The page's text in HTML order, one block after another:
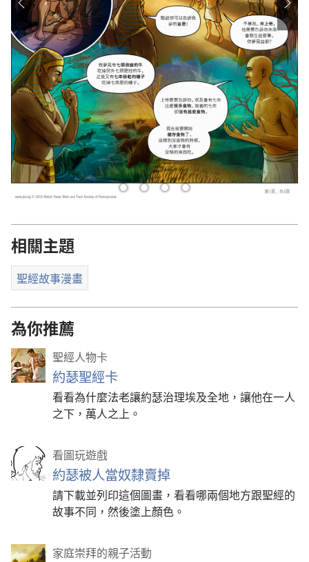
相關主題
聖經故事漫畫
為你推薦
聖經人物卡
約瑟聖經卡
看看為什麼法老讓約瑟治理埃及全地，讓他在一人
之下，萬人之上。
看圖玩遊戲
約瑟被人當奴隸賣掉
請下載並列印這個圖畫，看看哪兩個地方跟聖經的
故事不同，然後塗上顏色。
家庭崇拜的親子活動